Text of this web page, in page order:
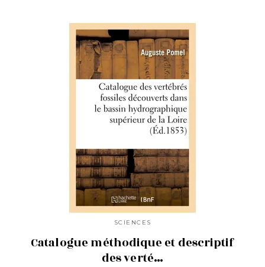
SCIENCES
Catalogue méthodique et descriptif
des verté…